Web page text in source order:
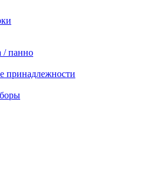
/ панно